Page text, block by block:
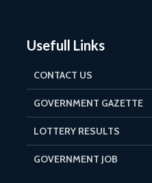
Usefull Links
CONTACT US
GOVERNMENT GAZETTE
LOTTERY RESULTS
GOVERNMENT JOB